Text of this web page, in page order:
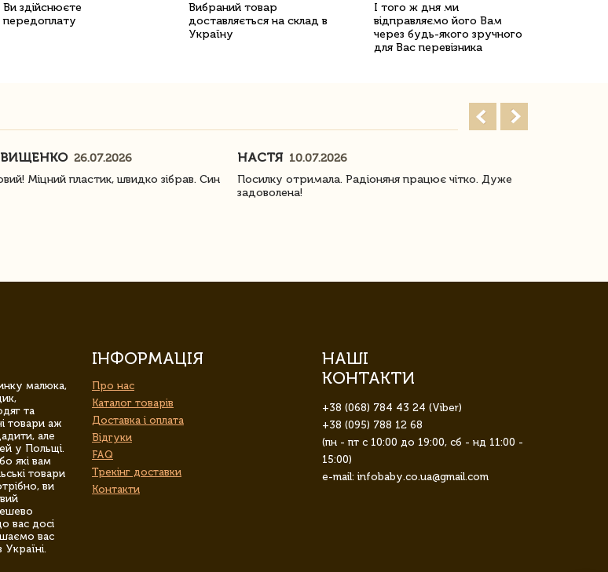
Ви здійснюєте
передоплату
Вибраний товар
доставляється на склад в
Україну
І того ж дня ми
відправляємо його Вам
через будь-якого зручного
для Вас перевізника
26.07.2026
Міцний пластик, швидко зібрав. Син
НАСТЯ 10.07.2026
Посилку отримала. Радіоняня працює чітко. Дуже
задоволена!
малюка,
та
товари аж
але
у Польщі.
які вам
товари
ви
вас досі
вас
ІНФОРМАЦІЯ
Про нас
Каталог товарів
Доставка і оплата
Відгуки
FAQ
Трекінг доставки
Контакти
НАШІ
КОНТАКТИ
+38 (068) 784 43 24 (Viber)
+38 (095) 788 12 68
(пн - пт с 10:00 до 19:00, сб - нд 11:00 -
15:00)
e-mail: infobaby.co.ua@gmail.com